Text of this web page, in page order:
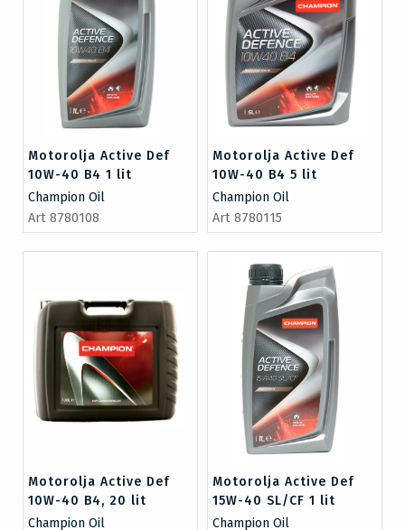
Motorolja Active Def
10W-40 B4 1 lit
Champion Oil
Art 8780108
Motorolja Active Def
10W-40 B4 5 lit
Champion Oil
Art 8780115
Motorolja Active Def
10W-40 B4, 20 lit
Champion Oil
Motorolja Active Def
15W-40 SL/CF 1 lit
Champion Oil